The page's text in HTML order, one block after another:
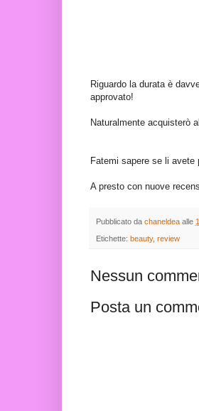
Riguardo la durata è
approvato!
Naturalmente acquisterò
Fatemi sapere se li
A presto con nuove
Pubblicato da chaneldea alle
Etichette: beauty, review
Nessun
Posta un